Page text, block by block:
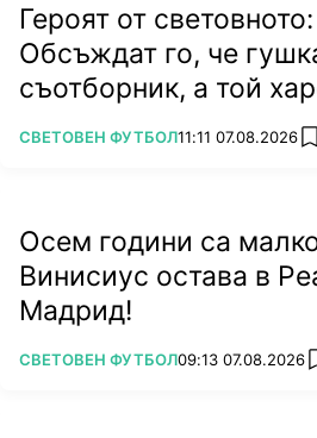
Героят от световното:
Обсъждат го, че
съотборник, а той
бившата на колега
ПОВЕЧЕ ОТ
СВЕТОВЕН ФУТБОЛ11:11 07.08.2026
Осем години са
Винисиус остава в
Мадрид!
ПОВЕЧЕ ОТ
СВЕТОВЕН ФУТБОЛ09:13 07.08.2026